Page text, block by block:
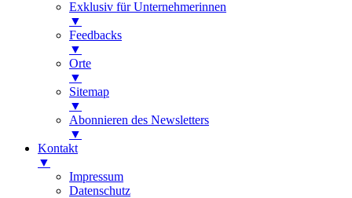
Exklusiv für Unternehmerinnen
▼
Feedbacks
▼
Orte
▼
Sitemap
▼
Abonnieren des Newsletters
▼
Kontakt
▼
Impressum
Datenschutz